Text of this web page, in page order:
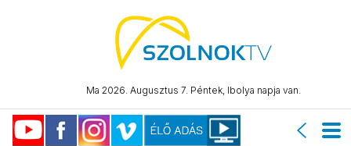
Ma 2026. Augusztus 7. Péntek, Ibolya napja van.
"2026-04-14 23:59:59" )